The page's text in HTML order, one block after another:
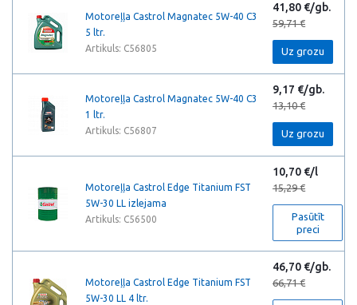
Motoreļļa Castrol Magnatec 5W-40 C3
5 ltr.
Artikuls: C56805
41,80 €/gb.
59,71 €
Uz grozu
Motoreļļa Castrol Magnatec 5W-40 C3
1 ltr.
Artikuls: C56807
9,17 €/gb.
13,10 €
Uz grozu
Motoreļļa Castrol Edge Titanium FST
5W-30 LL izlejama
Artikuls: C56500
10,70 €/l
15,29 €
Pasūtīt
preci
Motoreļļa Castrol Edge Titanium FST
5W-30 LL 4 ltr.
46,70 €/gb.
66,71 €